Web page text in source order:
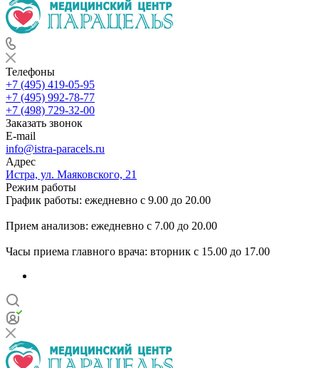
Телефоны
+7 (495) 419-05-95
+7 (495) 992-78-77
+7 (498) 729-32-00
Заказать звонок
E-mail
info@istra-paracels.ru
Адрес
Истра, ул. Маяковского, 21
Режим работы
График работы: ежедневно с 9.00 до 20.00
Прием анализов: ежедневно с 7.00 до 20.00
Часы приема главного врача: вторник с 15.00 до 17.00